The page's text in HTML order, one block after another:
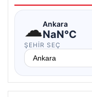
☁Ankara
NaN°C
ŞEHIR SEÇ